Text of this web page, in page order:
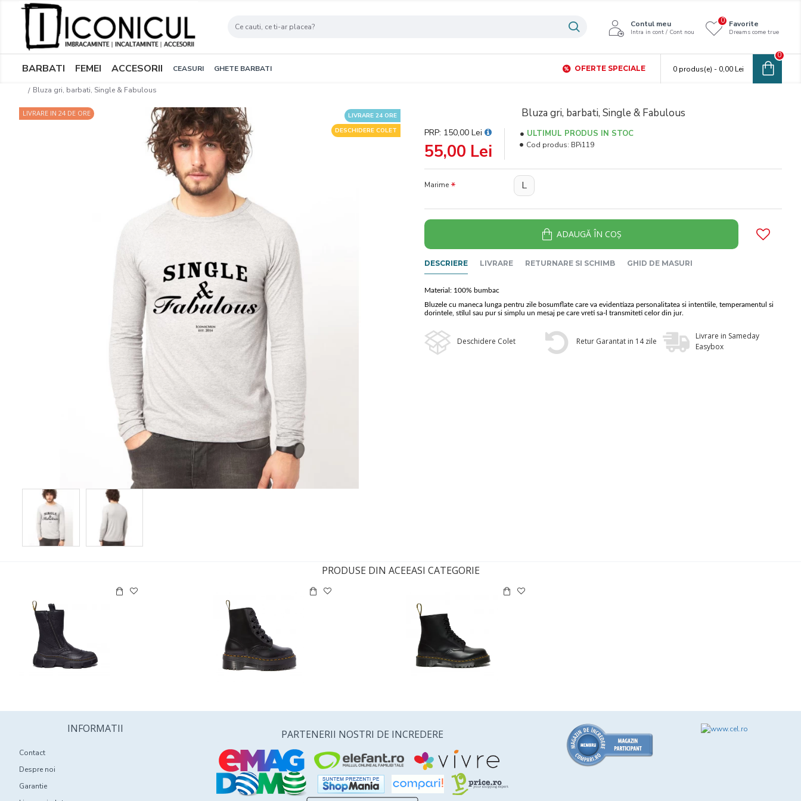
Contul meu
Intra in cont / Cont nou
Favorite
Dreams come true
0
BARBATI FEMEI ACCESORII CEASURI GHETE BARBATI OFERTE SPECIALE 0 produs(e) - 0,00 Lei
0
Bluza gri, barbati, Single & Fabulous
DESCHIDERE COLET
LIVRARE 24 ORE
LIVRARE IN 24 DE ORE Bluza gri, barbati, Single & Fabulous
55,00 Lei
PRP: 150,00 Lei ULTIMUL PRODUS IN STOC
Cod produs: BPi119
Marime L
ADAUGĂ ÎN COŞ
DESCRIERE LIVRARE RETURNARE SI SCHIMB GHID DE MASURI
Material: 100% bumbac
Bluzele cu maneca lunga pentru zile bosumflate care va evidentiaza personalitatea si intentiile, temperamentul si
dorintele, stilul sau pur si simplu un mesaj pe care vreti sa-l transmiteti celor din jur.
Deschidere Colet Retur Garantat in 14 zile
Livrare in Sameday
Easybox
PRODUSE DIN ACEEASI CATEGORIE
INFORMATII
Contact
Despre noi
Garantie
PARTENERII NOSTRI DE INCREDERE